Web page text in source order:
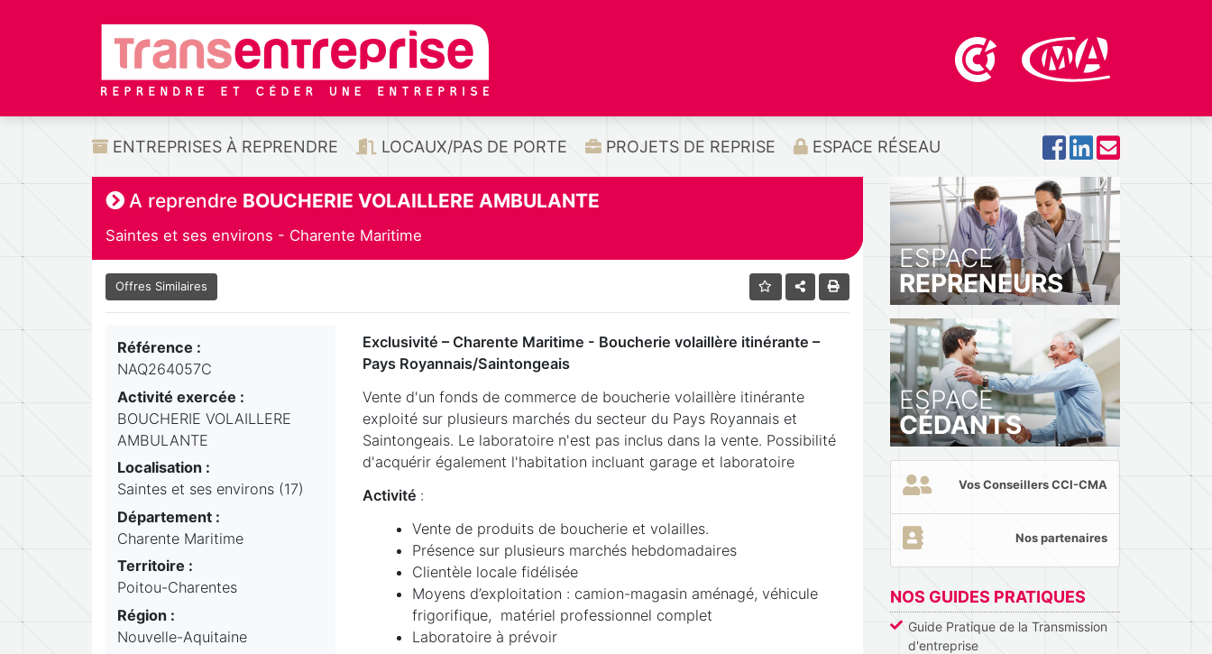
ENTREPRISES À REPRENDRE LOCAUX/PAS DE PORTE PROJETS DE REPRISE ESPACE RÉSEAU
A reprendre BOUCHERIE VOLAILLERE AMBULANTE
Saintes et ses environs - Charente Maritime
Offres Similaires
Référence :
NAQ264057C
Activité exercée :
BOUCHERIE VOLAILLERE
AMBULANTE
Localisation :
Saintes et ses environs (17)
Département :
Charente Maritime
Territoire :
Poitou-Charentes
Région :
Nouvelle-Aquitaine
Exclusivité – Charente Maritime - Boucherie volaillère itinérante –
Pays Royannais/Saintongeais
Vente d'un fonds de commerce de boucherie volaillère itinérante
exploité sur plusieurs marchés du secteur du Pays Royannais et
Saintongeais. Le laboratoire n'est pas inclus dans la vente. Possibilité
d'acquérir également l'habitation incluant garage et laboratoire
Activité :
Vente de produits de boucherie et volailles.
Présence sur plusieurs marchés hebdomadaires
Clientèle locale fidélisée
Moyens d’exploitation : camion-magasin aménagé, véhicule
frigorifique, matériel professionnel complet
Laboratoire à prévoir
ESPACE
REPRENEURS
ESPACE
CÉDANTS
Vos Conseillers CCI-CMA
Nos partenaires
NOS GUIDES PRATIQUES
Guide Pratique de la Transmission
d'entreprise